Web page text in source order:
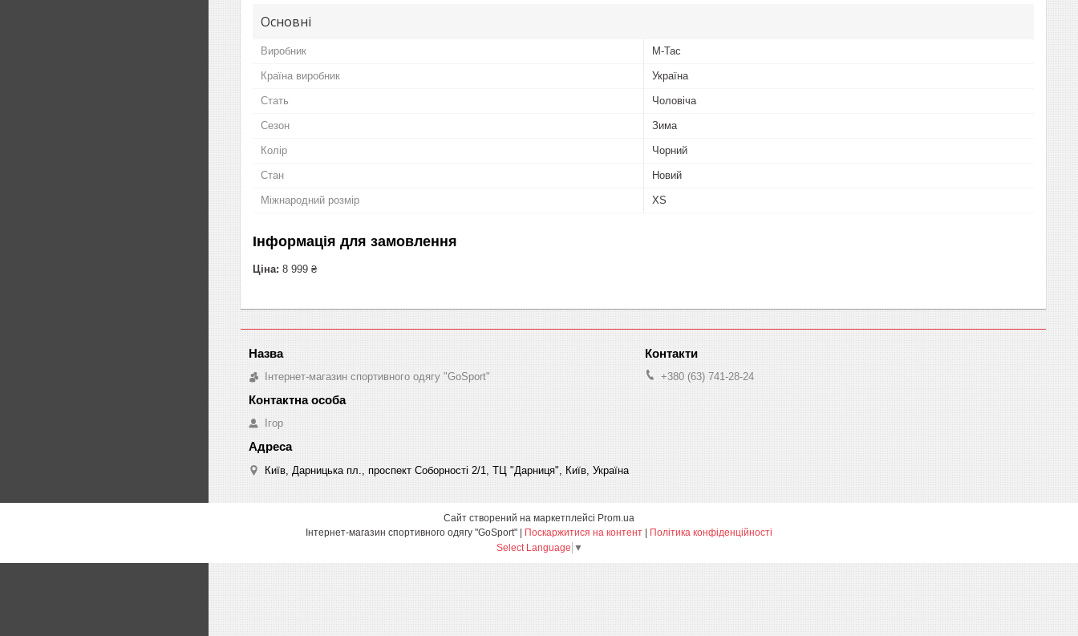
Основні
Виробник M-Tac
Країна виробник Україна
Стать Чоловіча
Сезон Зима
Колір Чорний
Стан Новий
Міжнародний розмір XS
Інформація для замовлення
Ціна: 8 999 ₴
Інтернет-магазин спортивного одягу "GoSport"
Ігор
Київ, Дарницька пл., проспект Соборності 2/1, ТЦ "Дарниця", Київ, Україна
+380 (63) 741-28-24
Сайт створений на маркетплейсі Prom.ua
Поскаржитися на контент
Політика конфіденційності
Select Language ▼